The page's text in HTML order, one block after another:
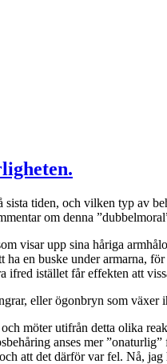
sista tiden, och vilken typ av
om denna
visar upp sina håriga
en buske under armarna,
istället får effekten att
eller ögonbryn som
möter utifrån detta olika
anses mer
att det därför var fel. Nå,